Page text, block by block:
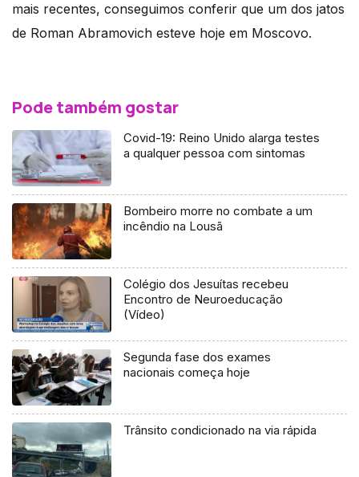
mais recentes, conseguimos conferir que um dos jatos
de Roman Abramovich esteve hoje em Moscovo.
Pode também gostar
Covid-19: Reino Unido alarga testes
a qualquer pessoa com sintomas
Bombeiro morre no combate a um
incêndio na Lousã
Colégio dos Jesuítas recebeu
Encontro de Neuroeducação
(Vídeo)
Segunda fase dos exames
nacionais começa hoje
Trânsito condicionado na via rápida